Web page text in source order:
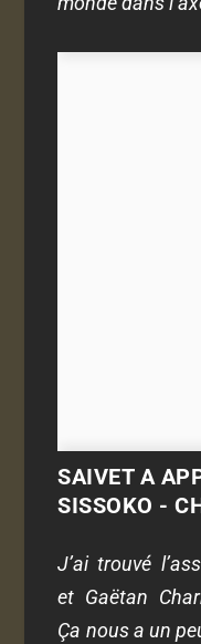
SAIVET A
SISSOKO -
J’ai trouvé
et Gaëtan
Ça nous a un